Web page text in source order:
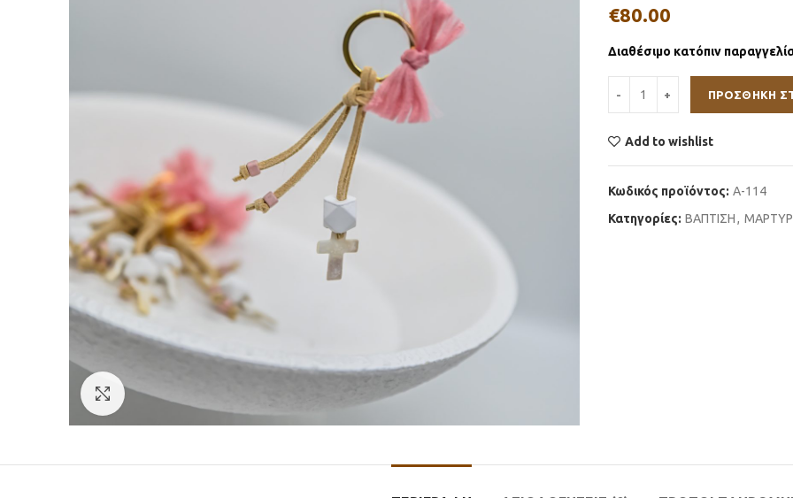
Click to enlarge
€80.00
Διαθέσιμο κατόπιν
ΠΡΟΣΘΉΚΗ
Add to wishlist
Κωδικός προϊόντος: Α-114
Κατηγορίες: ΒΑΠΤΙΣΗ,